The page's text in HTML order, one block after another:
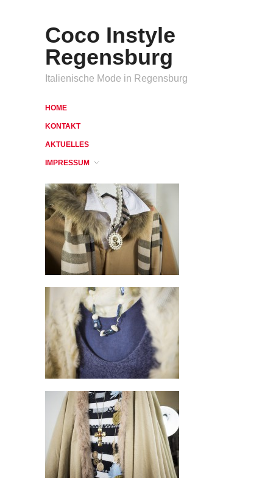
Coco Instyle
Regensburg
Italienische Mode in Regensburg
HOME
KONTAKT
AKTUELLES
IMPRESSUM